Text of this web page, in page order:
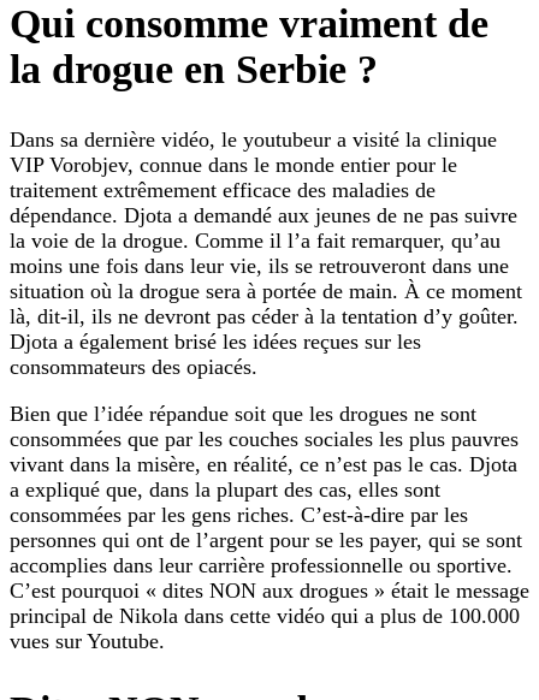
Qui consomme vraiment de
la drogue en Serbie ?
Dans sa dernière vidéo, le youtubeur a visité la clinique
VIP Vorobjev, connue dans le monde entier pour le
traitement extrêmement efficace des maladies de
dépendance. Djota a demandé aux jeunes de ne pas suivre
la voie de la drogue. Comme il l’a fait remarquer, qu’au
moins une fois dans leur vie, ils se retrouveront dans une
situation où la drogue sera à portée de main. À ce moment
là, dit-il, ils ne devront pas céder à la tentation d’y goûter.
Djota a également brisé les idées reçues sur les
consommateurs des opiacés.
Bien que l’idée répandue soit que les drogues ne sont
consommées que par les couches sociales les plus pauvres
vivant dans la misère, en réalité, ce n’est pas le cas. Djota
a expliqué que, dans la plupart des cas, elles sont
consommées par les gens riches. C’est-à-dire par les
personnes qui ont de l’argent pour se les payer, qui se sont
accomplies dans leur carrière professionnelle ou sportive.
C’est pourquoi « dites NON aux drogues » était le message
principal de Nikola dans cette vidéo qui a plus de 100.000
vues sur Youtube.